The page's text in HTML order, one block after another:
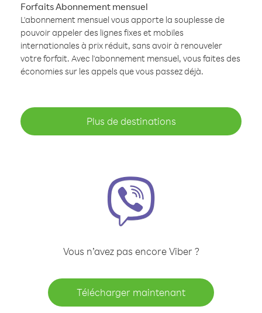
Forfaits Abonnement mensuel
L'abonnement mensuel vous apporte la souplesse de
pouvoir appeler des lignes fixes et mobiles
internationales à prix réduit, sans avoir à renouveler
votre forfait. Avec l'abonnement mensuel, vous faites des
économies sur les appels que vous passez déjà.
Plus de destinations
Vous n’avez pas encore Viber ?
Télécharger maintenant